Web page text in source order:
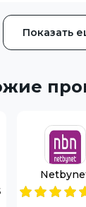
Показать